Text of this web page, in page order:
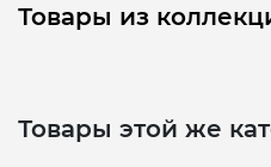
Товары из
Товары этой же